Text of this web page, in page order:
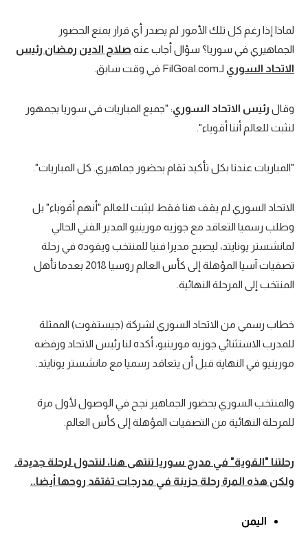
لماذا إذا رغم كل تلك الأمور لم يصدر أي قرار بمنع الحضور
الجماهيري في سوريا؟ سؤال أجاب عنه صلاح الدين رمضان رئيس
الاتحاد السوري لـFilGoal.com في وقت سابق.
وقال رئيس الاتحاد السوري: "جميع المباريات في سوريا بجمهور
لنثبت للعالم أننا أقوياء".
"المباريات عندنا بكل تأكيد تقام بحضور جماهيري. كل المباريات".
الاتحاد السوري لم يقف هنا فقط ليثبت للعالم "أنهم أقوياء" بل
وطلب رسميا التعاقد مع جوزيه مورينيو المدير الفني الحالي
لمانشستر يونايتد، ليصبح مديرا فنيا للمنتخب ويقوده في رحلة
تصفيات آسيا المؤهلة إلى كأس العالم روسيا 2018 بعدما تأهل
المنتخب إلى المرحلة النهائية.
خطاب رسمي من الاتحاد السوري لشركة (جيستفوت) الممثلة
للمدرب الاستثنائي جوزيه مورينيو، أكده لنا رئيس الاتحاد ورفضه
مورينيو في النهاية قبل أن يتعاقد رسميا مع مانشستر يونايتد.
والمنتخب السوري بحضور الجماهير نجح في الوصول لأول مرة
للمرحلة النهائية من التصفيات المؤهلة إلى كأس العالم.
رحلتنا "القوية" في مدرج سوريا تنتهى هنا، لنتحول لرحلة جديدة.
ولكن هذه المرة رحلة حزينة في مدرجات تفتقد روحها أيضا..
اليمن